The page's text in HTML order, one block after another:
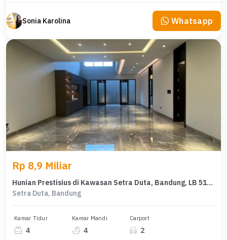
Sonia Karolina Whatsapp
Rp 8,9 Miliar
Hunian Prestisius di Kawasan Setra Duta, Bandung, LB 510m², Harga 8,9 Miliar
Setra Duta, Bandung
Kamar Tidur
4
Kamar Mandi
4
Carport
2